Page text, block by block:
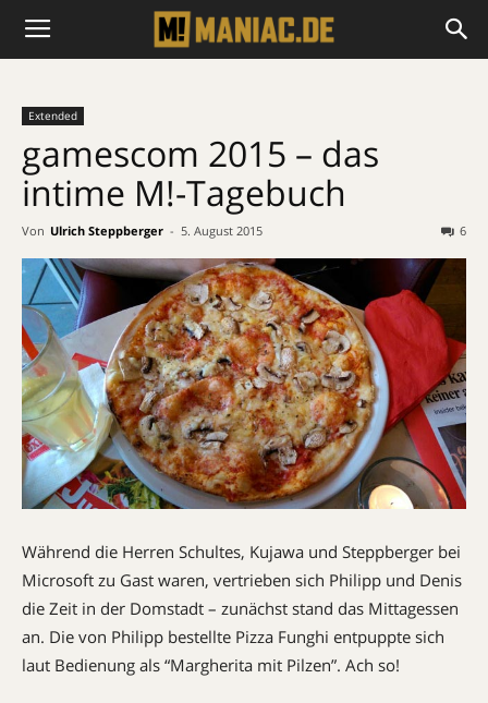
Extended
gamescom 2015 – das
intime M!-Tagebuch
Von Ulrich Steppberger - 5. August 2015 6
Während die Herren Schultes, Kujawa und Steppberger bei
Microsoft zu Gast waren, vertrieben sich Philipp und Denis
die Zeit in der Domstadt – zunächst stand das Mittagessen
an. Die von Philipp bestellte Pizza Funghi entpuppte sich
laut Bedienung als “Margherita mit Pilzen”. Ach so!